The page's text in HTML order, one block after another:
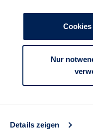
Details zeigen
Nur
Unternehmen
FÜR PARTNER